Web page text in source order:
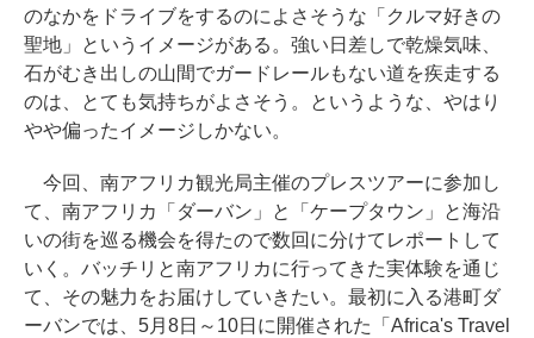
のなかをドライブをするのによさそうな「クルマ好きの
聖地」というイメージがある。強い日差しで乾燥気味、
石がむき出しの山間でガードレールもない道を疾走する
のは、とても気持ちがよさそう。というような、やはり
やや偏ったイメージしかない。
今回、南アフリカ観光局主催のプレスツアーに参加し
て、南アフリカ「ダーバン」と「ケープタウン」と海沿
いの街を巡る機会を得たので数回に分けてレポートして
いく。バッチリと南アフリカに行ってきた実体験を通じ
て、その魅力をお届けしていきたい。最初に入る港町ダ
ーバンでは、5月8日～10日に開催された「Africa's Travel